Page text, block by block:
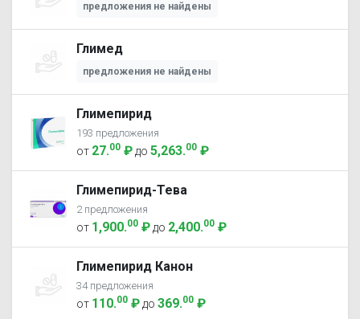
предложения не найдены
Глимед
предложения не найдены
Глимепирид
193 предложения
от 27.00 ₽ до 5,263.00 ₽
Глимепирид-Тева
2 предложения
от 1,900.00 ₽ до 2,400.00 ₽
Глимепирид Канон
34 предложения
от 110.00 ₽ до 369.00 ₽